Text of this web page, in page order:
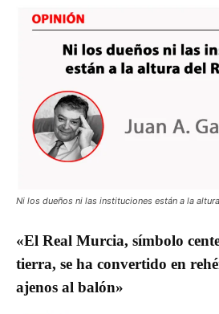
Ni los dueños ni las instituciones están a la
«El Real Murcia, símbolo
tierra, se ha convertido en
ajenos al balón»